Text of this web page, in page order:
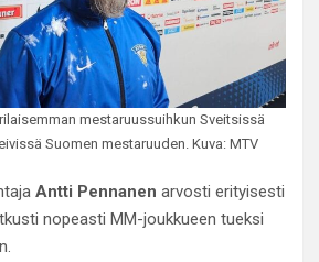
mestaruussuihkun Sveitsissä
Suomen mestaruuden. Kuva: MTV
Antti Pennanen arvosti erityisesti
nopeasti MM-joukkueen tueksi